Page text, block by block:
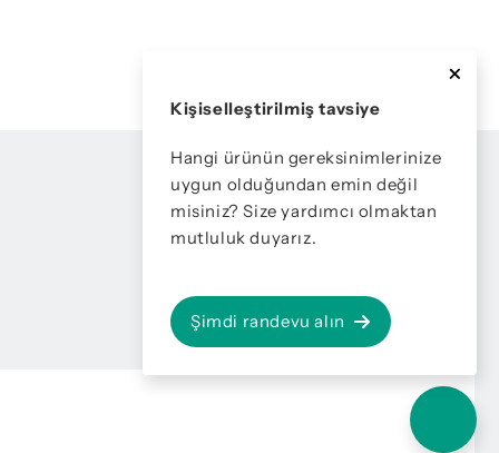
Kişiselleştirilmiş tavsiye
Hangi ürünün gereksinimlerinize
uygun olduğundan emin değil
misiniz? Size yardımcı olmaktan
mutluluk duyarız.
Şimdi randevu alın